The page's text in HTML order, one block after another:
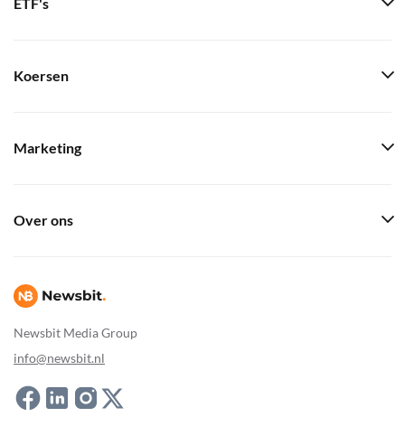
Newsbit Media Group
info@newsbit.nl
ETF's
Koersen
Marketing
Over ons